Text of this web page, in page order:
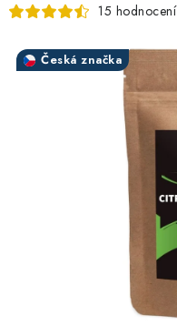
POTRAVINY, NÁPOJE
SLEVY, AKCE
15 hodnocení
Česká značka